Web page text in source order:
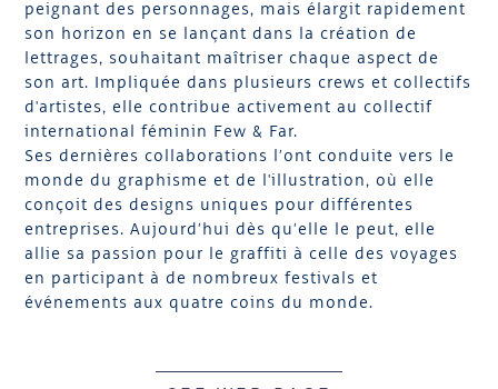
peignant des personnages, mais élargit rapidement
son horizon en se lançant dans la création de
lettrages, souhaitant maîtriser chaque aspect de
son art. Impliquée dans plusieurs crews et collectifs
d'artistes, elle contribue activement au collectif
international féminin Few & Far.
Ses dernières collaborations l’ont conduite vers le
monde du graphisme et de l'illustration, où elle
conçoit des designs uniques pour différentes
entreprises. Aujourd’hui dès qu’elle le peut, elle
allie sa passion pour le graffiti à celle des voyages
en participant à de nombreux festivals et
événements aux quatre coins du monde.